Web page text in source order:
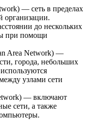
— сеть в пределах
организации.
до нескольких
при помощи
Area Network) —
города, небольших
узлами сети
— включают
сети, а также